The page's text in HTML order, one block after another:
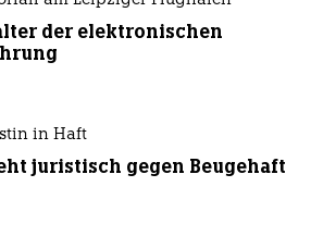
der elektronischen
in Haft
juristisch gegen Beugehaft